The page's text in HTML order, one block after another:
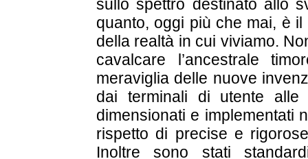
sullo spettro destinato allo
quanto, oggi più che mai, è
della realtà in cui viviamo.
cavalcare l’ancestrale
meraviglia delle nuove
dai terminali di utente alle
dimensionati e implementati
rispetto di precise e
Inoltre sono stati